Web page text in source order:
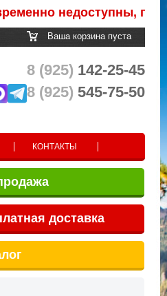
недоступны, после
Ваша корзина пуста
8 (925) 142-25-45
8 (925) 545-75-50
КОНТАКТЫ
доставка